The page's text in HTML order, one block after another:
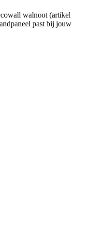
walnoot (artikel
past bij jouw